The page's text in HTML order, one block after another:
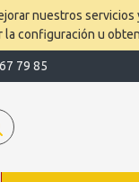
nuestros
la configuración u
79 85